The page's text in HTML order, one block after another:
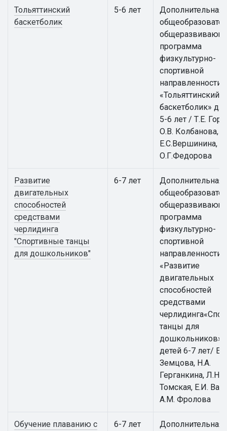
Тольяттинский
баскетболик
5-6 лет
Дополнительная
программа
физкультурно-
спортивной
направленности
«Тольяттинский
баскетболик»
5-6 лет / Т.Е.
О.В. Колбанова,
Е.С.Вершинина,
О.Г.Федорова
Развитие
двигательных
способностей
средствами
черлидинга
"Спортивные танцы
для дошкольников"
6-7 лет
Дополнительная
программа
физкультурно-
спортивной
направленности
«Развитие
двигательных
способностей
средствами
танцы для
дошкольников»
детей 6-7 лет/
Земцова, Н.А.
Герганкина, Л.Н.
Томская, Е.И.
А.М. Фролова
Обучение плаванию с
6-7 лет
Дополнительная